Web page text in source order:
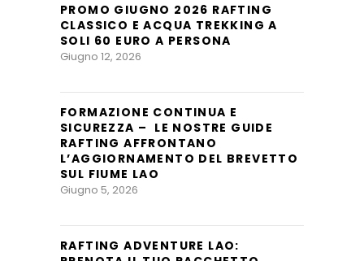
PROMO GIUGNO 2026 RAFTING
CLASSICO E ACQUA TREKKING A
SOLI 60 EURO A PERSONA
Giugno 12, 2026
FORMAZIONE CONTINUA E
SICUREZZA – LE NOSTRE GUIDE
RAFTING AFFRONTANO
L’AGGIORNAMENTO DEL BREVETTO
SUL FIUME LAO
Giugno 5, 2026
RAFTING ADVENTURE LAO: